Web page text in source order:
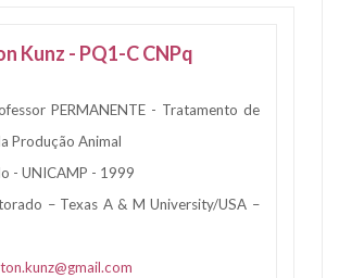
Kunz - PQ1-C CNPq
PERMANENTE - Tratamento de
Produção Animal
- UNICAMP - 1999
– Texas A & M University/USA –